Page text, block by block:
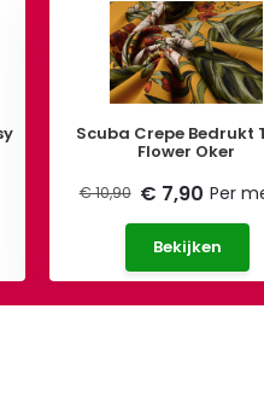
Scuba Crepe Bedrukt
Flower Oker
€ 10,90 € 7,90 Per
Bekijken